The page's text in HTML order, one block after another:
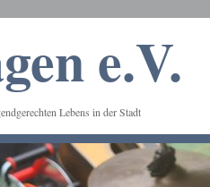
e.V.
Lebens in der Stadt